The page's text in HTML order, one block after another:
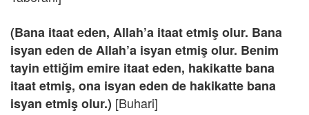
(Bana itaat eden, Allah’a itaat etmiş olur. Bana
isyan eden de Allah’a isyan etmiş olur. Benim
tayin ettiğim emire itaat eden, hakikatte bana
itaat etmiş, ona isyan eden de hakikatte bana
isyan etmiş olur.) [Buhari]